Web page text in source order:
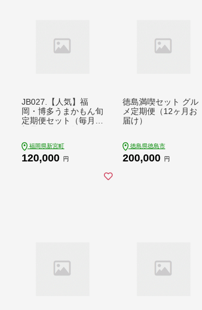
JB027.【人気】福
岡・博多うまかもん旬
定期便セット（毎月返
へ配送不可】【もつ
鍋・醤油味】【もつ
福岡県新宮町
120,000 円
徳島満喫セット グル
メ定期便（12ヶ月お
届け）
徳島県徳島市
200,000 円